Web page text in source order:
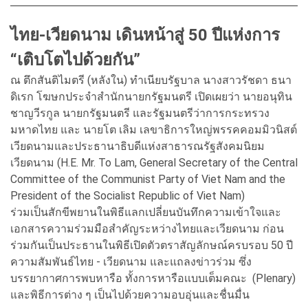
ไทย-เวียดนาม เดินหน้าสู่ 50 ปีแห่งการ
“เติบโตไปด้วยกัน”
ณ ตึกสันติไมตรี (หลังใน) ทำเนียบรัฐบาล นางสาวรัชดา ธนา
ดิเรก โฆษกประจำสำนักนายกรัฐมนตรี เปิดเผยว่า นายอนุทิน
ชาญวีรกูล นายกรัฐมนตรี และรัฐมนตรีว่าการกระทรวง
มหาดไทย และ นายโต เลิม เลขาธิการใหญ่พรรคคอมมิวนิสต์
เวียดนามและประธานาธิบดีแห่งสาธารณรัฐสังคมนิยม
เวียดนาม (H.E. Mr. To Lam, General Secretary of the Central
Committee of the Communist Party of Viet Nam and the
President of the Socialist Republic of Viet Nam)
ร่วมเป็นสักขีพยานในพิธีแลกเปลี่ยนบันทึกความเข้าใจและ
เอกสารความร่วมมือสำคัญระหว่างไทยและเวียดนาม ก่อน
ร่วมกันเป็นประธานในพิธีเปิดตัวตราสัญลักษณ์ครบรอบ 50 ปี
ความสัมพันธ์ไทย - เวียดนาม และแถลงข่าวร่วม ซึ่ง
บรรยากาศการพบหารือ ทั้งการหารือเเบบเต็มคณะ (Plenary)
และพิธีการต่าง ๆ เป็นไปด้วยความอบอุ่นและชื่นมื่น